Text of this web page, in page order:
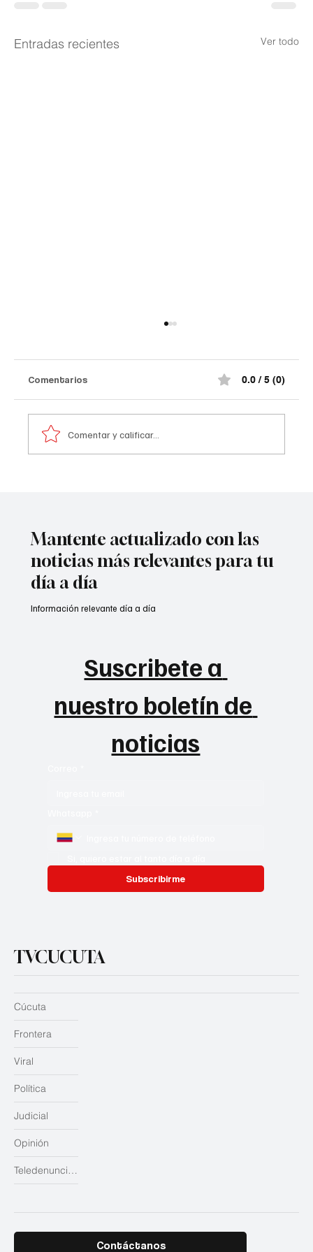
Entradas recientes Ver todo
Comentarios 0.0 / 5 (0)
Comentar y calificar...
Mantente actualizado con las
noticias más relevantes para tu
día a día
Suscribete a
nuestro boletín de
noticias
Subscribirme
Información relevante día a día
TVCUCUTA
Judicial
Opinión
Teledenuncias
Cúcuta
Frontera
Viral
Política
Contáctanos